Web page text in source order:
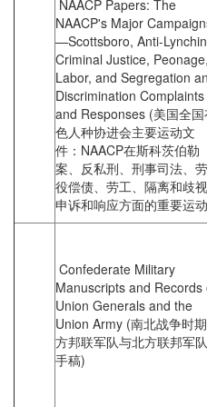
NAACP Papers: The
NAACP's Major
—Scottsboro, Anti-
Criminal Justice, Peonage,
Labor, and Segregation
Discrimination Complaints
and Responses (美国全
色人种协进会主要运动文
件：NAACP在斯科茨伯勒
案、反私刑、刑事司法、劳
役偿债、劳工、隔离和歧视
申诉和响应方面的重要运
Confederate Military
Manuscripts and Records
Union Generals and the
Union Army (南北战争时
方邦联军队与北方联邦军队
手稿)